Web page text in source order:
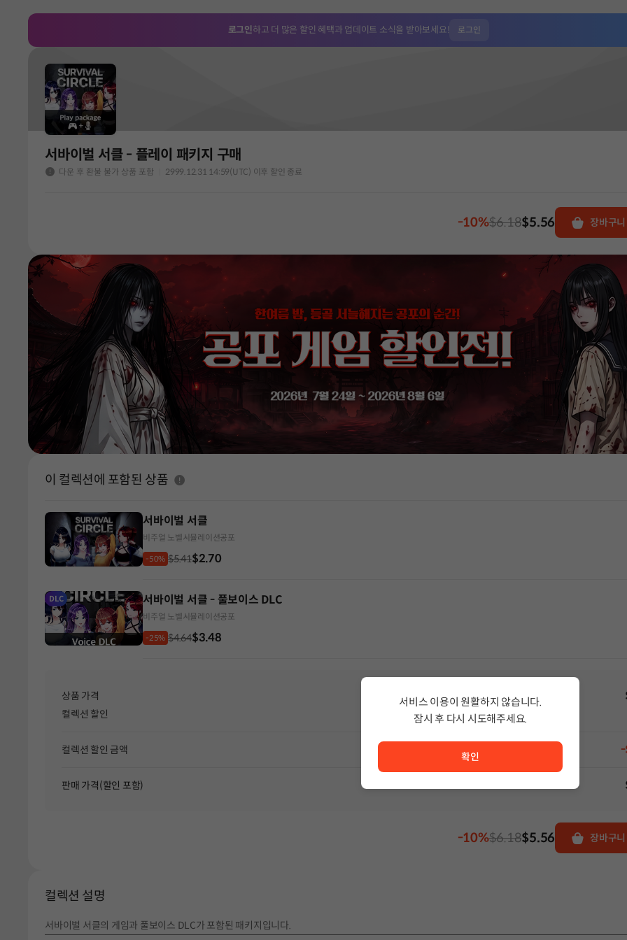
로그인하고 더 많은 할인 혜택과 업데이트 소식을 받아보세요! 로그인
서바이벌 서클 - 플레이 패키지 구매
다운 후 환불 불가 상품 포함 2999.12.31 14:59(UTC) 이후 할인 종료
-10%$6.18$5.56 장바구니
이 컬렉션에 포함된 상품
서바이벌 서클
비주얼 노벨시뮬레이션공포
-50% $5.41$2.70
DLC 서바이벌 서클 - 풀보이스 DLC
비주얼 노벨시뮬레이션공포
-25% $4.64$3.48
상품 가격
컬렉션 할인
컬렉션 할인 금액
판매 가격(할인 포함)
-10%$6.18$5.56 장바구니
컬렉션 설명
서바이벌 서클의 게임과 풀보이스 DLC가 포함된 패키지입니다.
서비스 이용이 원활하지 않습니다.
잠시 후 다시 시도해주세요.
확인